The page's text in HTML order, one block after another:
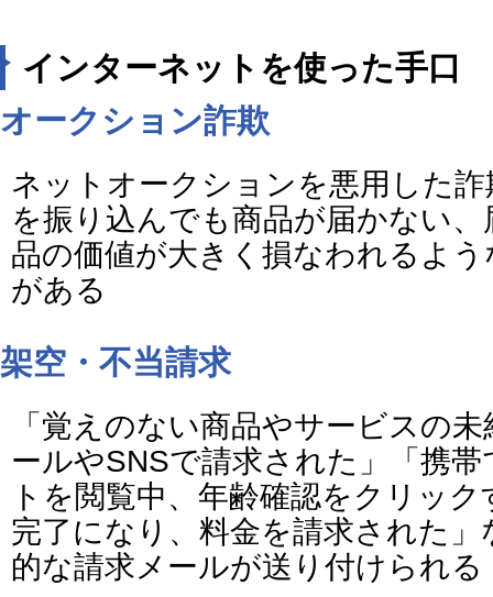
インターネットを使った手口
オークション詐欺
ネットオークションを悪用した
を振り込んでも商品が届かない
品の価値が大きく損なわれるよ
がある
架空・不当請求
「覚えのない商品やサービスの
ールやSNSで請求された」「携帯
トを閲覧中、年齢確認をクリッ
完了になり、料金を請求された」
的な請求メールが送り付けられる